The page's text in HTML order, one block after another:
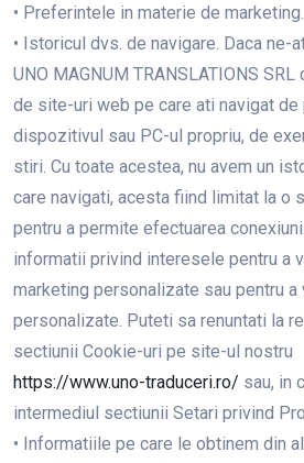
• Preferintele in materie de marketing.
• Istoricul dvs. de navigare. Daca ne-
UNO MAGNUM TRANSLATIONS
de site-uri web pe care ati navigat de
dispozitivul sau PC-ul propriu, de
stiri. Cu toate acestea, nu avem un
care navigati, acesta fiind limitat la o
pentru a permite efectuarea
informatii privind interesele pentru a
marketing personalizate sau pentru a
personalizate. Puteti sa renuntati la
sectiunii Cookie-uri pe site-ul nostru
https://www.uno-traduceri.ro/ sau, in
intermediul sectiunii Setari privind
• Informatiile pe care le obtinem din